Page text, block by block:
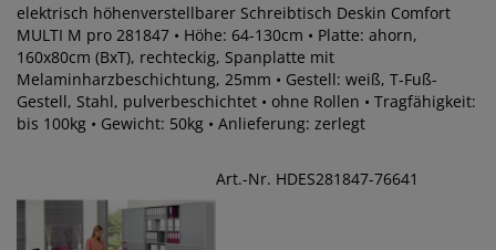
elektrisch höhenverstellbarer Schreibtisch Deskin Comfort
MULTI M pro 281847 • Höhe: 64-130cm • Platte: ahorn,
160x80cm (BxT), rechteckig, Spanplatte mit
Melaminharzbeschichtung, 25mm • Gestell: weiß, T-Fuß-
Gestell, Stahl, pulverbeschichtet • ohne Rollen • Tragfähigkeit:
bis 100kg • Gewicht: 50kg • Anlieferung: zerlegt
Art.-Nr. HDES281847-76641